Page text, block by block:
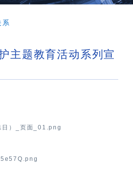
系
主题教育活动系列宣